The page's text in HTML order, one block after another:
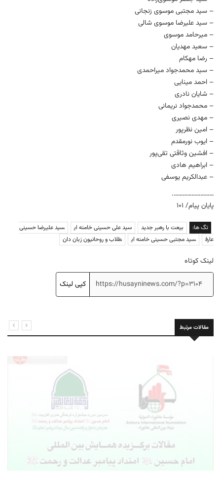
– سید مجتبی موسوی زنجانی
– سید علیرضا موسوی شالی
– میرحامد موسوی
– سعید مهدیان
– رضا مهکام
– سید محمدجواد میراحمدی
– احمد مینایی
– شایان نادری
– محمدجواد نریمانی
– مهدی نصیری
– امین نظرپور
– ایوب نورمقدم
– افشین وثاقتی تقی‌پور
– ابراهیم هادی
– عبدالکریم یوسفی
……………………….
پایان پیام/ ۱۰۱
تگ ها: بیعت با رهبر جدید سید علی حسینی خامنه ای
سید علیرضا حسینی
عارف
سید مجتبی حسینی خامنه ای طلاب و روحانیون زبان دان
لینک کوتاه
کپی لینک
مقالات مرتبط